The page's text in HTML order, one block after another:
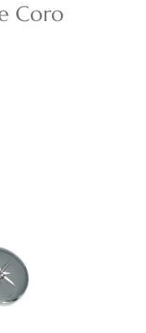
Coro